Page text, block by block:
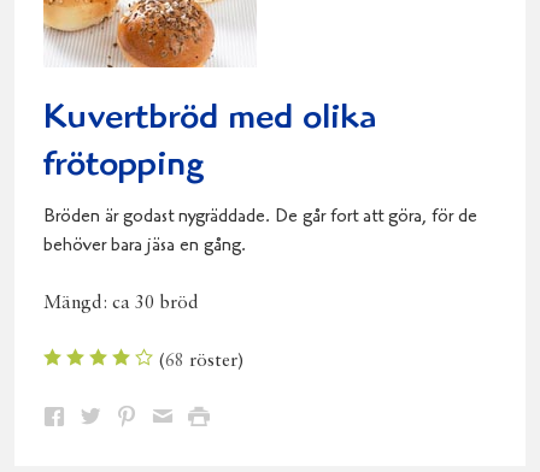
Kuvertbröd med olika
frötopping
Bröden är godast nygräddade. De går fort att göra, för de
behöver bara jäsa en gång.
Mängd: ca 30 bröd
(68 röster)
Dela Dela Dela DelaSkriv